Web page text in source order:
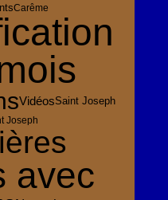
Carême
VidéosSaint Joseph
Joseph
avec